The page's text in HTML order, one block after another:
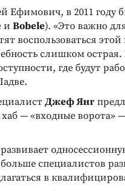
Ефимович, в 2011
и Bobele). «Это важно
воспользоваться
слишком
где будут
Джеф Янг
— «входные ворота»
специалистов
в